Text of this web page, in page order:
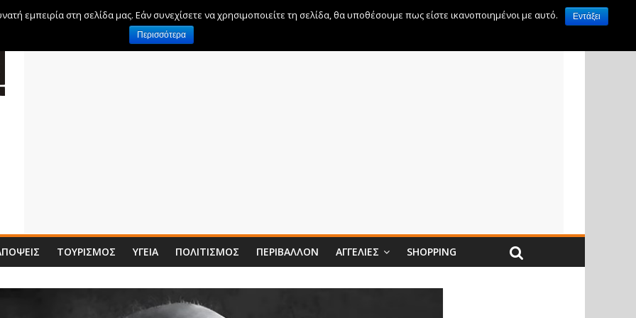
ΤΟΥΡΙΣΜΌΣ ΥΓΕΊΑ ΠΟΛΙΤΙΣΜΌΣ ΠΕΡΙΒΆΛΛΟΝ ΑΓΓΕΛΊΕΣ SHOPPING
εμπειρία στη σελίδα μας. Εάν συνεχίσετε να χρησιμοποιείτε τη σελίδα, θα υποθέσουμε πως είστε ικανοποιημένοι με αυτό.
Εντάξει
Περισσότερα